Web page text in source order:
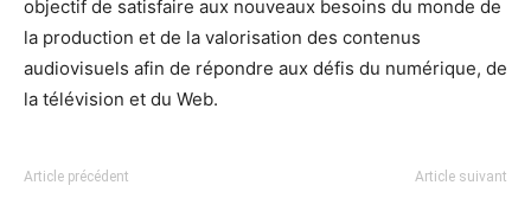
objectif de satisfaire aux nouveaux besoins du monde de
la production et de la valorisation des contenus
audiovisuels afin de répondre aux défis du numérique, de
la télévision et du Web.
Article précédent Article suivant